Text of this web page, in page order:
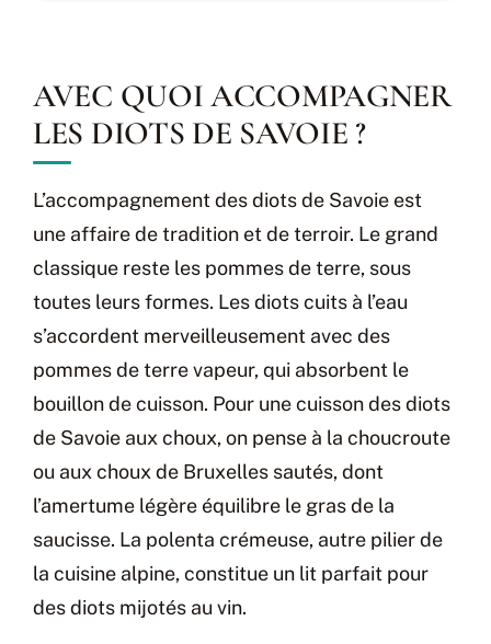
AVEC QUOI ACCOMPAGNER
LES DIOTS DE SAVOIE ?
L’accompagnement des diots de Savoie est
une affaire de tradition et de terroir. Le grand
classique reste les pommes de terre, sous
toutes leurs formes. Les diots cuits à l’eau
s’accordent merveilleusement avec des
pommes de terre vapeur, qui absorbent le
bouillon de cuisson. Pour une cuisson des diots
de Savoie aux choux, on pense à la choucroute
ou aux choux de Bruxelles sautés, dont
l’amertume légère équilibre le gras de la
saucisse. La polenta crémeuse, autre pilier de
la cuisine alpine, constitue un lit parfait pour
des diots mijotés au vin.